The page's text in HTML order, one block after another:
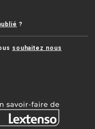
?
souhaitez nous